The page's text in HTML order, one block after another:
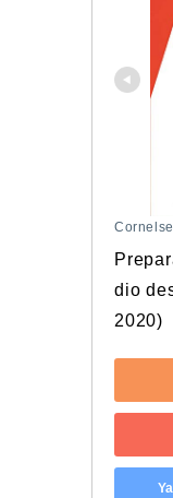
dio
2020)